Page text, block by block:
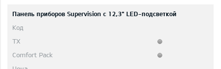
Панель приборов Supervision c 12,3" LED-подсветкой